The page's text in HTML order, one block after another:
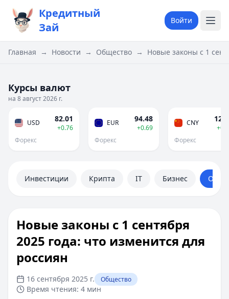
Кредитный
Зай
Войти
Главная → Новости → Общество → Новые законы с 1
Курсы валют
на 8 август 2026 г.
USD 82.01
+0.76
Форекс
EUR 94.48
+0.69
Форекс
CNY
Форекс
Инвестиции Крипта IT Бизнес
Новые законы с 1 сентября
2025 года: что изменится для
россиян
16 сентября 2025 г. Общество
Время чтения: 4 мин